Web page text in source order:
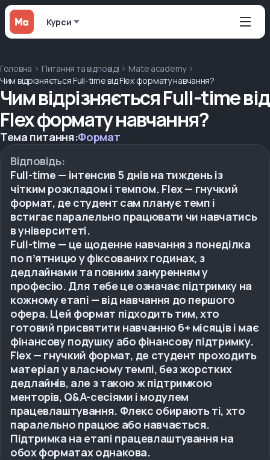
Курси
Головна Питання та відповіді
Mate academy
Чим відрізняється Full-time від Flex формату навчання?
Чим відрізняється Full-time від
Flex формату навчання?
Тема питання:Формат
Відповідь:
Full-time — інтенсив 5 днів на тиждень із
чітким розкладом і темпом. Flex — гнучкий
формат, де студент сам планує темп і
встигає паралельно працювати чи навчатись
в університеті.
Full-time — це щоденне навчання з понеділка
по пʼятницю у фіксованих годинах, з
дедлайнами та повним зануренням у
професію. Для тебе це означає підтримку на
кожному етапі — від навчання до першого
офера. Цей формат підходить тим, хто
готовий присвятити навчанню 6+ місяців і має
фінансову подушку або фінансову підтримку.
Flex — гнучкий формат, де студент проходить
матеріал у власному темпі, без жорстких
дедлайнів, але з такою ж підтримкою
менторів, Q&A-сесіями і модулем
працевлаштування. Флекс обирають ті, хто
паралельно працює або навчається.
Підтримка на етапі працевлаштування на
обох форматах однакова.